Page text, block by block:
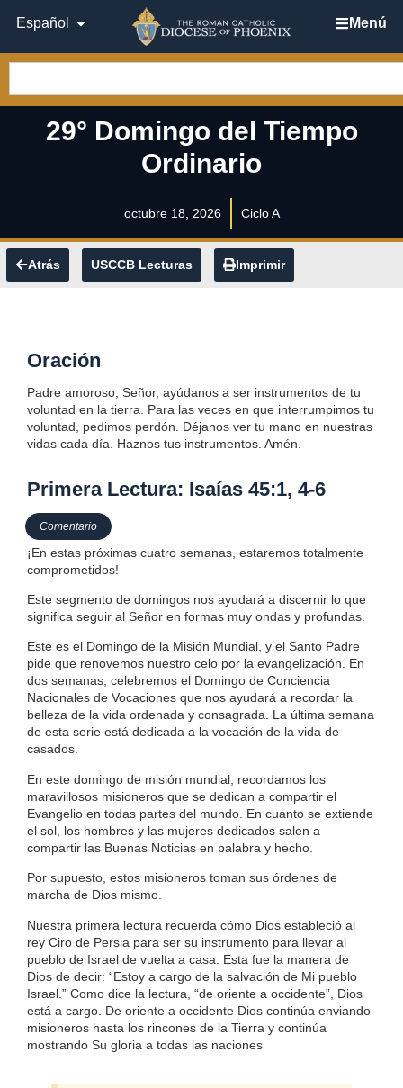
Español Menú
29° Domingo del Tiempo
Ordinario
octubre 18, 2026 Ciclo A
Atrás USCCB Lecturas Imprimir
Oración
Padre amoroso, Señor, ayúdanos a ser instrumentos de tu
voluntad en la tierra. Para las veces en que interrumpimos tu
voluntad, pedimos perdón. Déjanos ver tu mano en nuestras
vidas cada día. Haznos tus instrumentos. Amén.
Primera Lectura: Isaías 45:1, 4-6
Comentario
¡En estas próximas cuatro semanas, estaremos totalmente
comprometidos!
Este segmento de domingos nos ayudará a discernir lo que
significa seguir al Señor en formas muy ondas y profundas.
Este es el Domingo de la Misión Mundial, y el Santo Padre
pide que renovemos nuestro celo por la evangelización. En
dos semanas, celebremos el Domingo de Conciencia
Nacionales de Vocaciones que nos ayudará a recordar la
belleza de la vida ordenada y consagrada. La última semana
de esta serie está dedicada a la vocación de la vida de
casados.
En este domingo de misión mundial, recordamos los
maravillosos misioneros que se dedican a compartir el
Evangelio en todas partes del mundo. En cuanto se extiende
el sol, los hombres y las mujeres dedicados salen a
compartir las Buenas Noticias en palabra y hecho.
Por supuesto, estos misioneros toman sus órdenes de
marcha de Dios mismo.
Nuestra primera lectura recuerda cómo Dios estableció al
rey Ciro de Persia para ser su instrumento para llevar al
pueblo de Israel de vuelta a casa. Esta fue la manera de
Dios de decir: “Estoy a cargo de la salvación de Mi pueblo
Israel.” Como dice la lectura, “de oriente a occidente”, Dios
está a cargo. De oriente a occidente Dios continúa enviando
misioneros hasta los rincones de la Tierra y continúa
mostrando Su gloria a todas las naciones